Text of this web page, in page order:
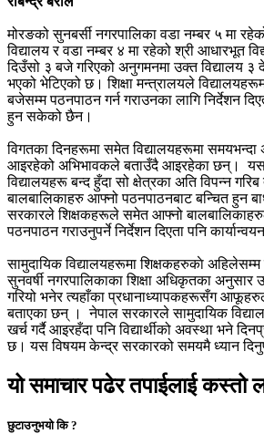
मोरङको सुनबर्सी नगरपालिका वडा नम्बर ५ मा
विद्यालय र वडा नम्बर ४ मा रहेको श्री आधारभूत
दिउँसो ३ बजे गरिएको अनुगमनमा उक्त विद्यालय
भएको भेटिएको छ। शिक्षा मन्त्रालयले
बजेसम्म पठनपाठन गर्न गराउनका लागि निर्देशन
हुन सकेको छैन।
विगतका दिनहरूमा समेत विद्यालयहरूमा समयभन्दा
आइरहेको अभिभावकले बताउँदै आइरहेका छन्।
विद्यालयहरू बन्द हुँदा सो क्षेत्रका अति विपन्न गरिब
बालबालिकाहरु आफ्नो पठनपाठनबाट बन्चित हुन
सरकारले शिक्षकहरूले समेत आफ्नो
पठनपाठन गराउनुपर्ने निर्देशन दिएता पनि
सामुदायिक विद्यालयहरूमा शिक्षकहरुकाे अहिलेसम्म
सुनवर्षी नगरपालिकाका शिक्षा अधिकृतका अनुसार
गरियो भनेर त्यहाँका प्रधानाध्यापकहरूसँग
बताएका छन् । नेपाल सरकारले सामुदायिक
खर्च गर्दै आइरहँदा पनि विद्यार्थीको अवस्था भने
छ। यस विषयम केन्द्र सरकारको समयमै ध्यान
यो समाचार पढेर तपाईलाई कस्तो
छुटाउनुभयो कि ?